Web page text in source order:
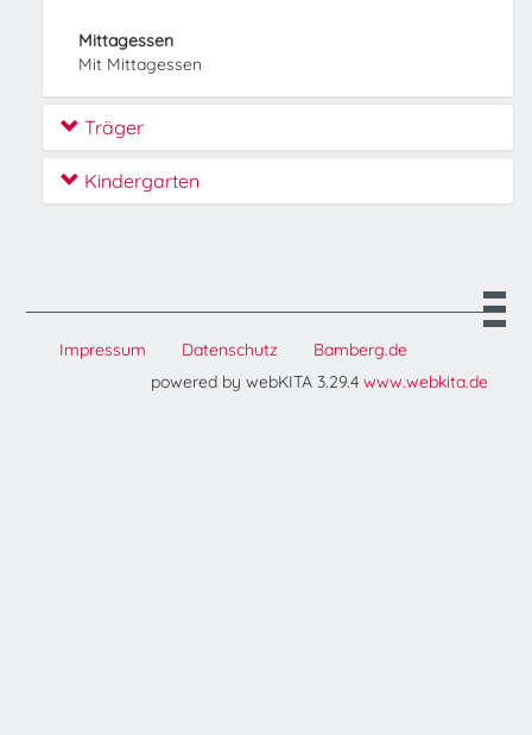
Mittagessen
Mit Mittagessen
Träger
Kindergarten
Impressum Datenschutz
Bamberg.de
powered by webKITA 3.29.4 www.webkita.de